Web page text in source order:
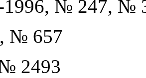
1996, № 247, №
№ 657
2493